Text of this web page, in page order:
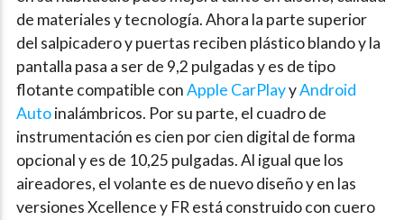
de materiales y tecnología. Ahora la parte superior
del salpicadero y puertas reciben plástico blando y la
pantalla pasa a ser de 9,2 pulgadas y es de tipo
flotante compatible conApple CarPlayyAndroid
Autoinalámbricos. Por su parte, el cuadro de
instrumentación es cien por cien digital de forma
opcional y es de 10,25 pulgadas. Al igual que los
aireadores, el volante es de nuevo diseño y en las
versiones Xcellence y FR está construido con cuero